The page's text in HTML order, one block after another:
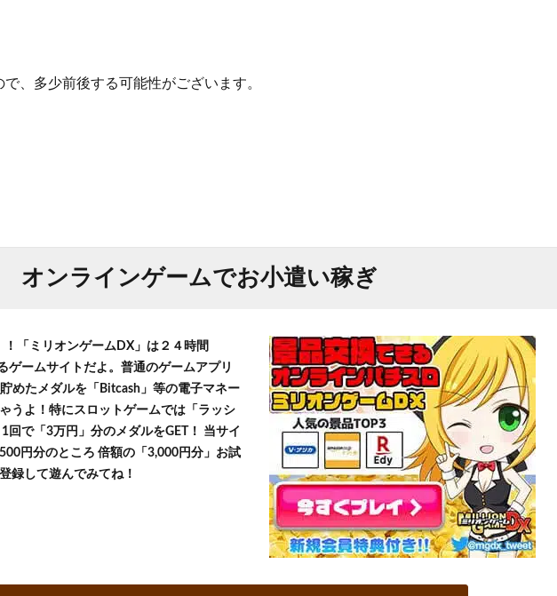
、多少前後する可能性がございます。
オンラインゲームでお小遣い稼ぎ
！「ミリオンゲームDX」は２４時間
ゲームサイトだよ。普通のゲームアプリ
めたメダルを「Bitcash」等の電子マネー
うよ！特にスロットゲームでは「ラッシ
回で「3万円」分のメダルをGET！ 当サイ
円分のところ 倍額の「3,000円分」お試
録して遊んでみてね！